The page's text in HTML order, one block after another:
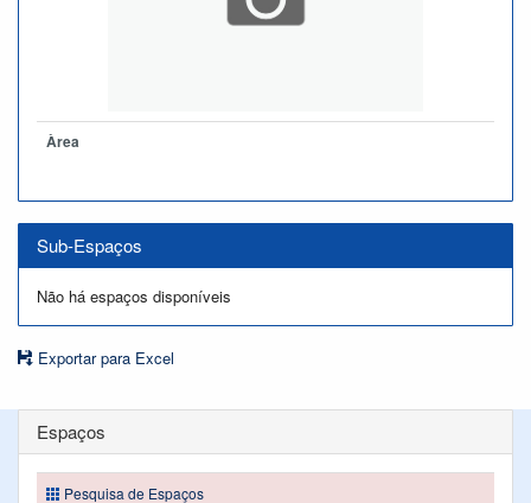
Àrea
Sub-Espaços
Não há espaços disponíveis
Exportar para Excel
Espaços
Pesquisa de Espaços